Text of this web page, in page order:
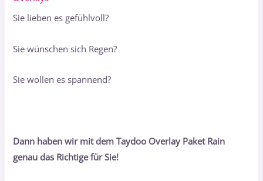
Sie lieben es gefühlvoll?
Sie wünschen sich Regen?
Sie wollen es spannend?
Dann haben wir mit dem Taydoo Overlay Paket Rain
genau das Richtige für Sie!